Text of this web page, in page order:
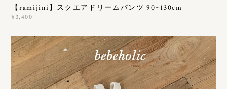
【ramijini】スクエアドリームパンツ 90~130cm
¥3,400